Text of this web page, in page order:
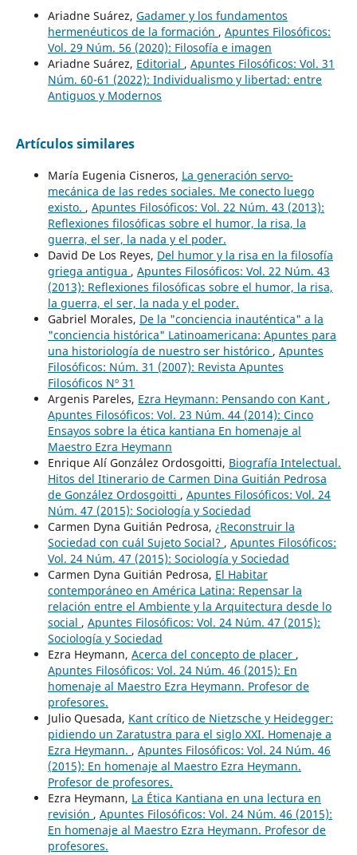
Ariadne Suárez, Gadamer y los fundamentos
hermenéuticos de la formación , Apuntes Filosóficos:
Vol. 29 Núm. 56 (2020): Filosofía e imagen
Ariadne Suárez, Editorial , Apuntes Filosóficos: Vol. 31
Núm. 60-61 (2022): Individualismo y libertad: entre
Antiguos y Modernos
Artículos similares
María Eugenia Cisneros, La generación servo-
mecánica de las redes sociales. Me conecto luego
existo. , Apuntes Filosóficos: Vol. 22 Núm. 43 (2013):
Reflexiones filosóficas sobre el humor, la risa, la
guerra, el ser, la nada y el poder.
David De Los Reyes, Del humor y la risa en la filosofía
griega antigua , Apuntes Filosóficos: Vol. 22 Núm. 43
(2013): Reflexiones filosóficas sobre el humor, la risa,
la guerra, el ser, la nada y el poder.
Gabriel Morales, De la "conciencia inauténtica" a la
"conciencia histórica" Latinoamericana: Apuntes para
una historiología de nuestro ser histórico , Apuntes
Filosóficos: Núm. 31 (2007): Revista Apuntes
Filosóficos Nº 31
Argenis Pareles, Ezra Heymann: Pensando con Kant ,
Apuntes Filosóficos: Vol. 23 Núm. 44 (2014): Cinco
Ensayos sobre la ética kantiana En homenaje al
Maestro Ezra Heymann
Enrique Alí González Ordosgoitti, Biografía Intelectual.
Hitos del Itinerario de Carmen Dina Guitián Pedrosa
de González Ordosgoitti , Apuntes Filosóficos: Vol. 24
Núm. 47 (2015): Sociología y Sociedad
Carmen Dyna Guitián Pedrosa, ¿Reconstruir la
Sociedad con cuál Sujeto Social? , Apuntes Filosóficos:
Vol. 24 Núm. 47 (2015): Sociología y Sociedad
Carmen Dyna Guitián Pedrosa, El Habitar
contemporáneo en América Latina: Repensar la
relación entre el Ambiente y la Arquitectura desde lo
social , Apuntes Filosóficos: Vol. 24 Núm. 47 (2015):
Sociología y Sociedad
Ezra Heymann, Acerca del concepto de placer ,
Apuntes Filosóficos: Vol. 24 Núm. 46 (2015): En
homenaje al Maestro Ezra Heymann. Profesor de
profesores.
Julio Quesada, Kant crítico de Nietzsche y Heidegger:
pidiendo un Zaratustra para el siglo XXI. Homenaje a
Ezra Heymann. , Apuntes Filosóficos: Vol. 24 Núm. 46
(2015): En homenaje al Maestro Ezra Heymann.
Profesor de profesores.
Ezra Heymann, La Ética Kantiana en una lectura en
revisión , Apuntes Filosóficos: Vol. 24 Núm. 46 (2015):
En homenaje al Maestro Ezra Heymann. Profesor de
profesores.